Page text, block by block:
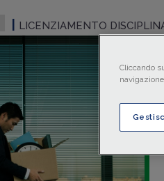
LICENZIAMENTO
Cliccando